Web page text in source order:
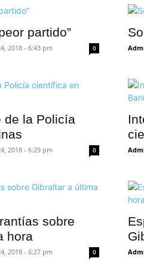
partido”
2018 - 6:43 pm 0
de la Policía
2018 - 6:29 pm 0
sobre
hora
2018 - 6:27 pm 0